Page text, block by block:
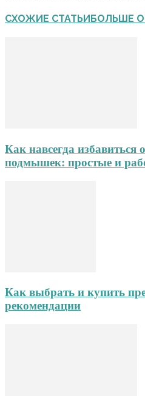
СХОЖИЕ СТАТЬИБОЛЬШЕ
Как навсегда избавиться
подмышек: простые и
Как выбрать и купить
рекомендации